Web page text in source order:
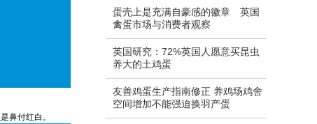
鼻付红白。
蛋壳上是充满自豪感的徽章 英国
禽蛋市场与消费者观察
英国研究：72%英国人愿意买昆虫
养大的土鸡蛋
友善鸡蛋生产指南修正 养鸡场鸡舍
空间增加不能强迫换羽产蛋